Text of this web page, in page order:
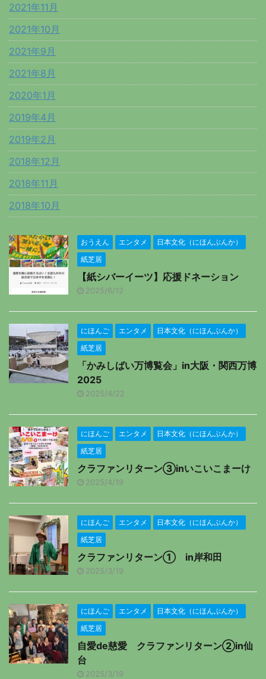
2021年11月
2021年10月
2021年9月
2021年8月
2020年1月
2019年4月
2019年2月
2018年12月
2018年11月
2018年10月
おうえん エンタメ
日本文化（にほんぶんか）
紙芝居
【紙シバーイーツ】応援ドネーション
2025/6/12
にほんご エンタメ
日本文化（にほんぶんか）
紙芝居
「かみしばい万博覧会」in大阪・関西万博
2025
2025/4/22
にほんご エンタメ
日本文化（にほんぶんか）
紙芝居
クラファンリターン③inいこいこまーけ
2025/4/19
にほんご エンタメ
日本文化（にほんぶんか）
紙芝居
クラファンリターン① in岸和田
2025/3/19
にほんご エンタメ
日本文化（にほんぶんか）
紙芝居
自愛de慈愛 クラファンリターン②in仙
台
2025/3/19